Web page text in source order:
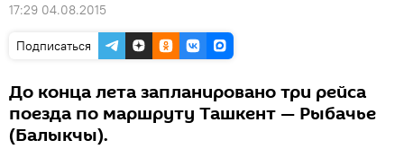
17:29 04.08.2015
Подписаться
До конца лета запланировано три рейса
поезда по маршруту Ташкент — Рыбачье
(Балыкчы).